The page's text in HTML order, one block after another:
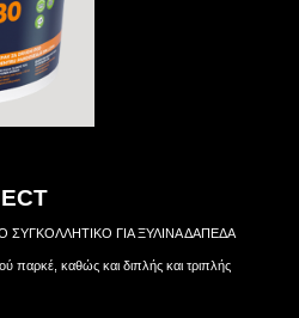
ΣΥΓΚΟΛΛΗΤΙΚΟ ΓΙΑ ΞΥΛΙΝΑ ΔΑΠΕΔΑ
παρκέ, καθώς και διπλής και τριπλής